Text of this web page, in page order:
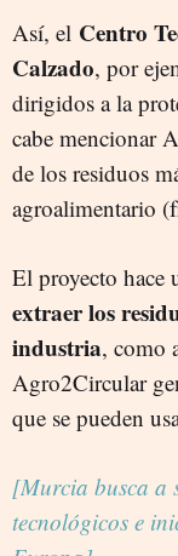
Así, el Centro
Calzado, por
dirigidos a la
cabe mencionar
de los residuos
agroalimentario
El proyecto hace
extraer los
industria, como
Agro2Circular
que se pueden
[Murcia busca a
tecnológicos e